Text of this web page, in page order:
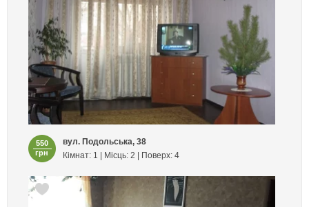
550
грн
вул. Подольська, 38
Кімнат: 1 | Місць: 2 | Поверх: 4